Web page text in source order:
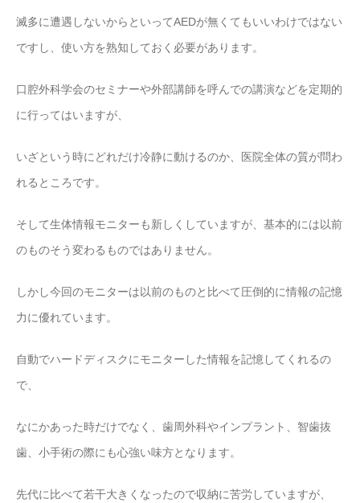
滅多に遭遇しないからといってAEDが無くてもいいわけではない
ですし、使い方を熟知しておく必要があります。
口腔外科学会のセミナーや外部講師を呼んでの講演などを定期的
に行ってはいますが、
いざという時にどれだけ冷静に動けるのか、医院全体の質が問わ
れるところです。
そして生体情報モニターも新しくしていますが、基本的には以前
のものそう変わるものではありません。
しかし今回のモニターは以前のものと比べて圧倒的に情報の記憶
力に優れています。
自動でハードディスクにモニターした情報を記憶してくれるの
で、
なにかあった時だけでなく、歯周外科やインプラント、智歯抜
歯、小手術の際にも心強い味方となります。
先代に比べて若干大きくなったので収納に苦労していますが、